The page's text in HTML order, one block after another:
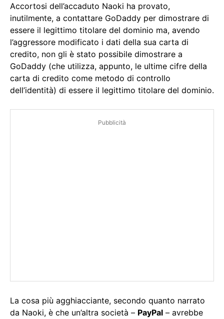
Accortosi dell’accaduto Naoki ha provato,
inutilmente, a contattare GoDaddy per dimostrare di
essere il legittimo titolare del dominio ma, avendo
l’aggressore modificato i dati della sua carta di
credito, non gli è stato possibile dimostrare a
GoDaddy (che utilizza, appunto, le ultime cifre della
carta di credito come metodo di controllo
dell’identità) di essere il legittimo titolare del dominio.
Pubblicità
La cosa più agghiacciante, secondo quanto narrato
da Naoki, è che un’altra società – PayPal – avrebbe